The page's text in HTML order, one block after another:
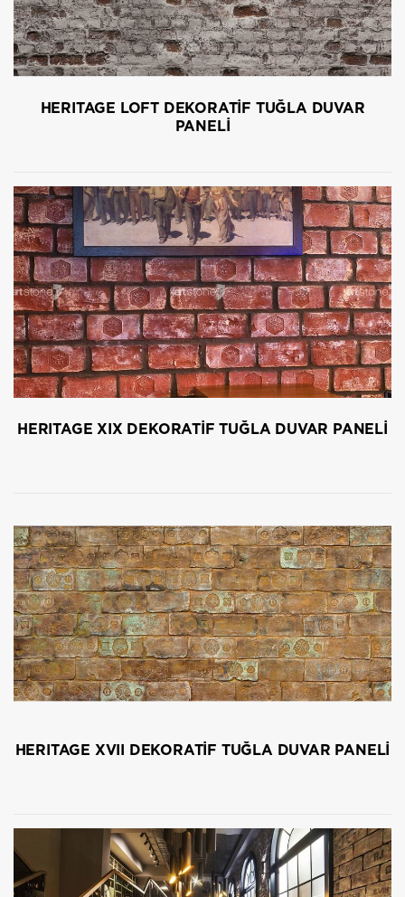
HERITAGE LOFT DEKORATİF TUĞLA DUVAR
PANELİ
HERITAGE XIX DEKORATİF TUĞLA DUVAR PANELİ
HERITAGE XVII DEKORATİF TUĞLA DUVAR PANELİ